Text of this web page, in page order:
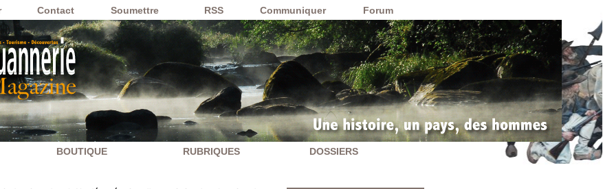
Contact Soumettre RSS Communiquer Forum
BOUTIQUE RUBRIQUES
DOSSIERS